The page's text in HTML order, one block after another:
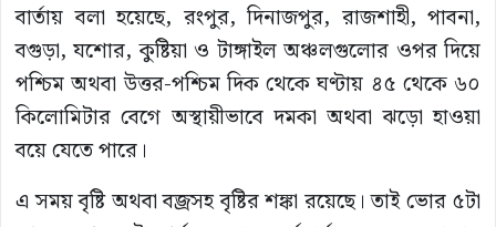
বার্তায় বলা হয়েছে, রংপুর, দিনাজপুর, রাজশাহী, পাবনা,
বগুড়া, যশোর, কুষ্টিয়া ও টাঙ্গাইল অঞ্চলগুলোর ওপর দিয়ে
পশ্চিম অথবা উত্তর-পশ্চিম দিক থেকে ঘণ্টায় ৪৫ থেকে ৬০
কিলোমিটার বেগে অস্থায়ীভাবে দমকা অথবা ঝড়ো হাওয়া
বয়ে যেতে পারে।
এ সময় বৃষ্টি অথবা বজ্রসহ বৃষ্টির শঙ্কা রয়েছে। তাই ভোর ৫টা